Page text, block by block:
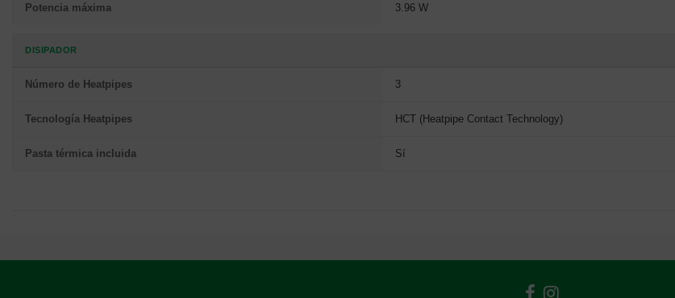
Potencia máxima 3.96 W
DISIPADOR
Número de Heatpipes 3
Tecnología Heatpipes HCT (Heatpipe Contact Technology)
Pasta térmica incluida Sí